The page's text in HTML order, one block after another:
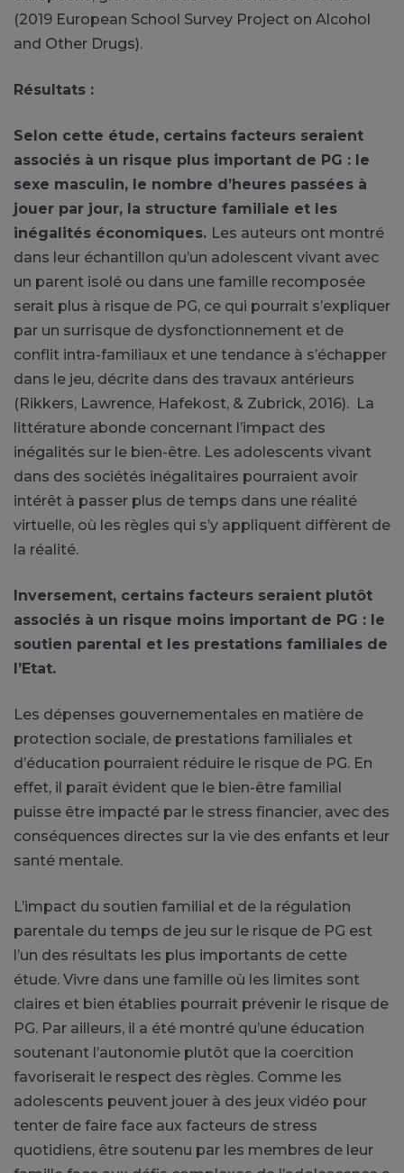
(2019 European School Survey Project on Alcohol
and Other Drugs).
Résultats :
Selon cette étude, certains facteurs seraient
associés à un risque plus important de PG : le
sexe masculin, le nombre d’heures passées à
jouer par jour, la structure familiale et les
inégalités économiques. Les auteurs ont montré
dans leur échantillon qu’un adolescent vivant avec
un parent isolé ou dans une famille recomposée
serait plus à risque de PG, ce qui pourrait s’expliquer
par un surrisque de dysfonctionnement et de
conflit intra-familiaux et une tendance à s’échapper
dans le jeu, décrite dans des travaux antérieurs
(Rikkers, Lawrence, Hafekost, & Zubrick, 2016). La
littérature abonde concernant l’impact des
inégalités sur le bien-être. Les adolescents vivant
dans des sociétés inégalitaires pourraient avoir
intérêt à passer plus de temps dans une réalité
virtuelle, où les règles qui s’y appliquent diffèrent de
la réalité.
Inversement, certains facteurs seraient plutôt
associés à un risque moins important de PG : le
soutien parental et les prestations familiales de
l’Etat.
Les dépenses gouvernementales en matière de
protection sociale, de prestations familiales et
d’éducation pourraient réduire le risque de PG. En
effet, il paraît évident que le bien-être familial
puisse être impacté par le stress financier, avec des
conséquences directes sur la vie des enfants et leur
santé mentale.
L’impact du soutien familial et de la régulation
parentale du temps de jeu sur le risque de PG est
l’un des résultats les plus importants de cette
étude. Vivre dans une famille où les limites sont
claires et bien établies pourrait prévenir le risque de
PG. Par ailleurs, il a été montré qu’une éducation
soutenant l’autonomie plutôt que la coercition
favoriserait le respect des règles. Comme les
adolescents peuvent jouer à des jeux vidéo pour
tenter de faire face aux facteurs de stress
quotidiens, être soutenu par les membres de leur